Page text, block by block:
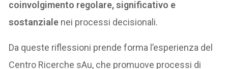
coinvolgimento regolare, significativo e
sostanziale nei processi decisionali.
Da queste riflessioni prende forma l’esperienza del
Centro Ricerche sAu, che promuove processi di